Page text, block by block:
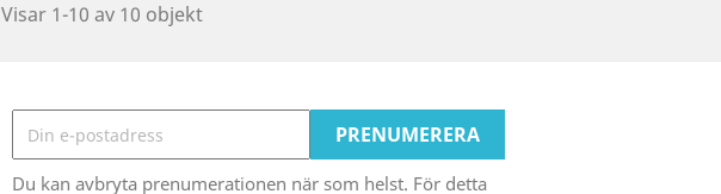
Visar 1-10 av 10 objekt
Du kan avbryta prenumerationen när som helst. För detta